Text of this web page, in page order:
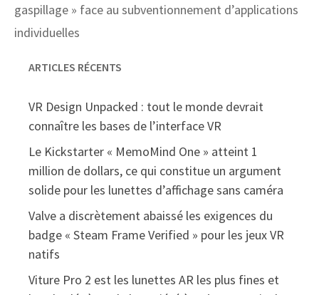
gaspillage » face au subventionnement d’applications
individuelles
ARTICLES RÉCENTS
VR Design Unpacked : tout le monde devrait
connaître les bases de l’interface VR
Le Kickstarter « MemoMind One » atteint 1
million de dollars, ce qui constitue un argument
solide pour les lunettes d’affichage sans caméra
Valve a discrètement abaissé les exigences du
badge « Steam Frame Verified » pour les jeux VR
natifs
Viture Pro 2 est les lunettes AR les plus fines et